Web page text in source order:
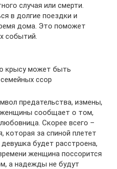
случая или смерти.
в долгие поездки и
дома. Это поможет
событий.
крысу может быть
ссор
предательства, измены,
сообщает о том,
Скорее всего –
которая за спиной плетет
будет расстроена,
женщина поссорится
а надежды не будут